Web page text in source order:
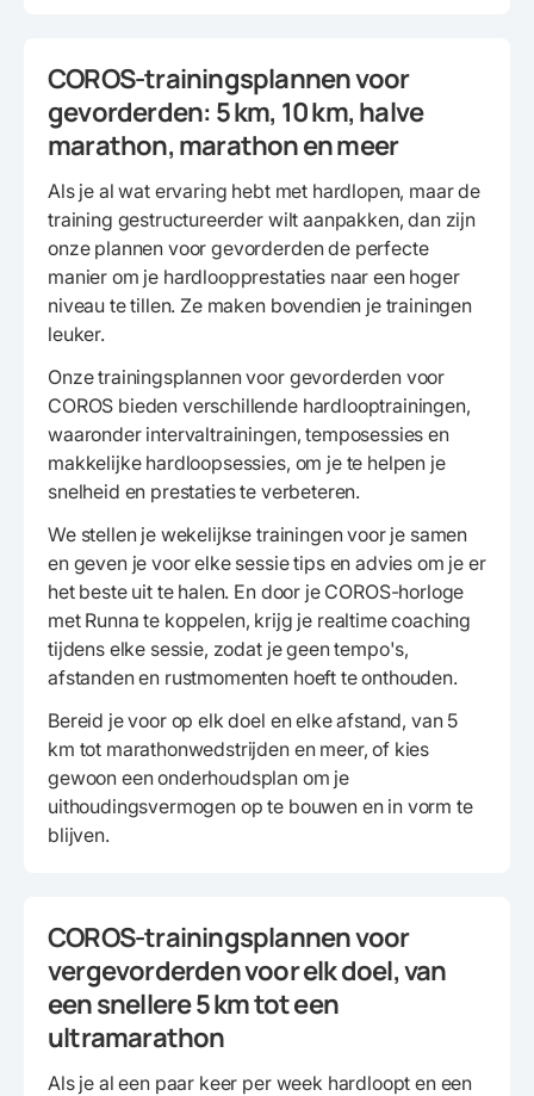
COROS-trainingsplannen voor
gevorderden: 5 km, 10 km, halve
marathon, marathon en meer
Als je al wat ervaring hebt met hardlopen, maar de
training gestructureerder wilt aanpakken, dan zijn
onze plannen voor gevorderden de perfecte
manier om je hardloopprestaties naar een hoger
niveau te tillen. Ze maken bovendien je trainingen
leuker.
Onze trainingsplannen voor gevorderden voor
COROS bieden verschillende hardlooptrainingen,
waaronder intervaltrainingen, temposessies en
makkelijke hardloopsessies, om je te helpen je
snelheid en prestaties te verbeteren.
We stellen je wekelijkse trainingen voor je samen
en geven je voor elke sessie tips en advies om je er
het beste uit te halen. En door je COROS-horloge
met Runna te koppelen, krijg je realtime coaching
tijdens elke sessie, zodat je geen tempo's,
afstanden en rustmomenten hoeft te onthouden.
Bereid je voor op elk doel en elke afstand, van 5
km tot marathonwedstrijden en meer, of kies
gewoon een onderhoudsplan om je
uithoudingsvermogen op te bouwen en in vorm te
blijven.
COROS-trainingsplannen voor
vergevorderden voor elk doel, van
een snellere 5 km tot een
ultramarathon
Als je al een paar keer per week hardloopt en een